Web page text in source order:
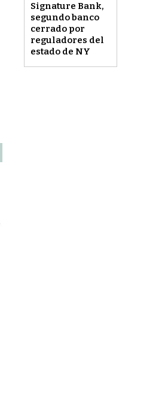
Signature Bank,
segundo banco
cerrado por
reguladores del
estado de NY